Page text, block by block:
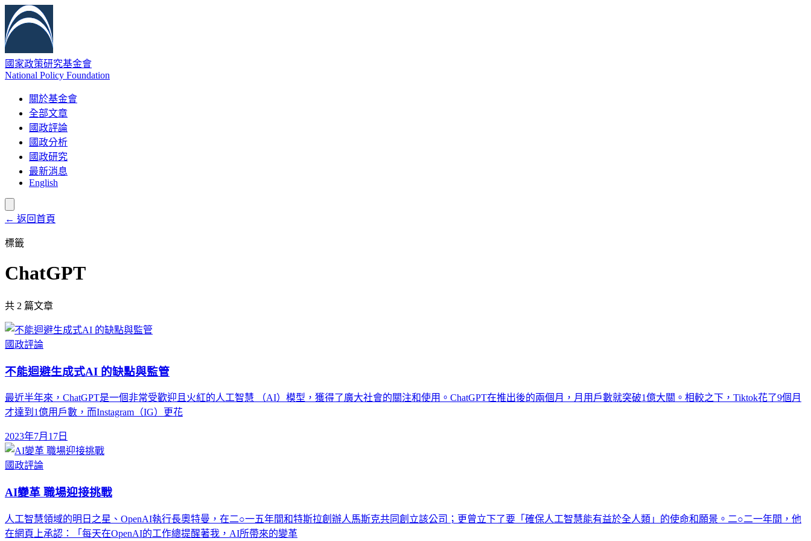
國家政策研究基金會
National Policy Foundation
關於基金會
全部文章
國政評論
國政分析
國政研究
最新消息
English
← 返回首頁
標籤
ChatGPT
共 2 篇文章
國政評論
不能迴避生成式AI 的缺點與監管
最近半年來，ChatGPT是一個非常受歡迎且火紅的人工智慧 （AI）模型，獲得了廣大社會的關注和使用。ChatGPT在推出後的兩個月，月用戶數就突破1億大關。相較之下，Tiktok花了9個月
才達到1億用戶數，而Instagram（IG）更花
2023年7月17日
國政評論
AI變革 職場迎接挑戰
人工智慧領域的明日之星、OpenAI執行長奧特曼，在二○一五年間和特斯拉創辦人馬斯克共同創立該公司；更曾立下了要「確保人工智慧能有益於全人類」的使命和願景。二○二一年間，他
在網頁上承認：「每天在OpenAI的工作總提醒著我，AI所帶來的變革